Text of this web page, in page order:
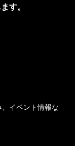
す。
イベント情報な